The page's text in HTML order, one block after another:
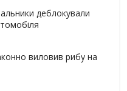
деблокували
виловив рибу на